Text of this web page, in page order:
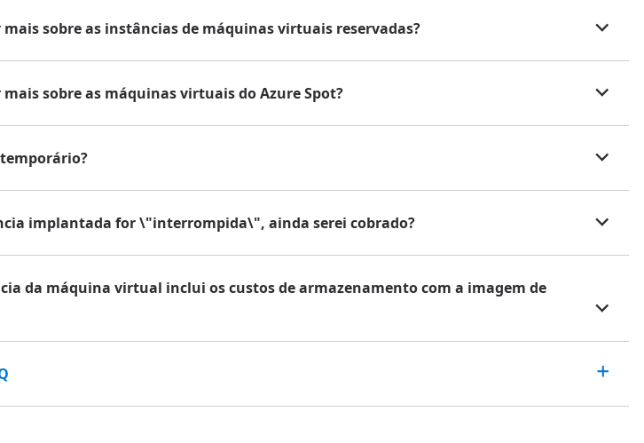
mais sobre as instâncias de máquinas virtuais reservadas?
mais sobre as máquinas virtuais do Azure Spot?
implantada for \"interrompida\", ainda serei cobrado?
da máquina virtual inclui os custos de armazenamento com a imagem de